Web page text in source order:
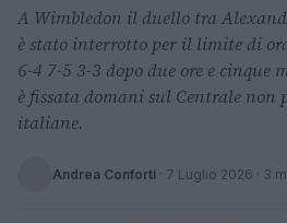
A Wimbledon il duello tra
è stato interrotto per il limite di
6-4 7-5 3-3 dopo due ore e
è fissata domani sul Centrale non
italiane.
Andrea Conforti · 7 Luglio 2026 · 3